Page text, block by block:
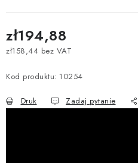
zł194,88
zł158,44 bez VAT
Kod produktu: 10254
Druk Zadaj pytanie